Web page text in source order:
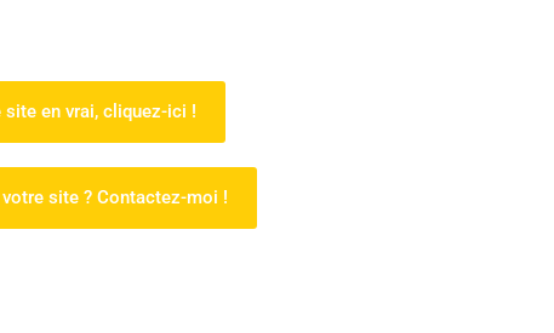
en vrai, cliquez-ici !
site ? Contactez-moi !